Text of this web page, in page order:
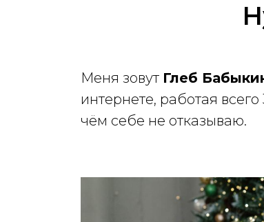
Меня зовут Глеб
интернете, работая
чём себе не отказываю.